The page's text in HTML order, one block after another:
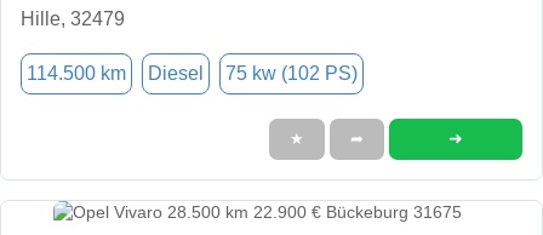
Hille, 32479
114.500 km Diesel 75 kw (102 PS)
★ ➦ ➜